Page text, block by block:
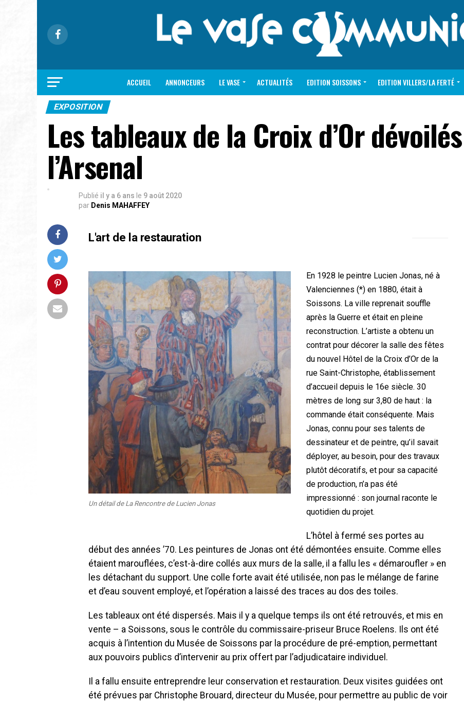
ACCUEIL ANNONCEURS LE VASE ACTUALITÉS EDITION SOISSONS EDITION VILLERS/LA FERTÉ
EXPOSITION
Les tableaux de la Croix d’Or
l’Arsenal
Publié il y a 6 ans le 9 août 2020
par Denis MAHAFFEY
L'art de la restauration
Un détail de La Rencontre de Lucien Jonas
En 1928 le peintre Lucien Jonas, né à
Valenciennes (*) en 1880, était à
Soissons. La ville reprenait souffle
après la Guerre et était en pleine
reconstruction. L’artiste a obtenu un
contrat pour décorer la salle des fêtes
du nouvel Hôtel de la Croix d’Or de la
rue Saint-Christophe, établissement
d’accueil depuis le 16e siècle. 30
mètres de long sur 3,80 de haut : la
commande était conséquente. Mais
Jonas, connu pour ses talents de
dessinateur et de peintre, qu’il savait
déployer, au besoin, pour des travaux
plutôt décoratifs, et pour sa capacité
de production, n’a pas été
impressionné : son journal raconte le
quotidien du projet.
L’hôtel à fermé ses portes au
début des années ’70. Les peintures de Jonas ont été démontées ensuite. Comme elles
étaient marouflées, c’est-à-dire collés aux murs de la salle, il a fallu les « démaroufler » en
les détachant du support. Une colle forte avait été utilisée, non pas le mélange de farine
et d’eau souvent employé, et l’opération a laissé des traces au dos des toiles.
Les tableaux ont été dispersés. Mais il y a quelque temps ils ont été retrouvés, et mis en
vente – a Soissons, sous le contrôle du commissaire-priseur Bruce Roelens. Ils ont été
acquis à l’intention du Musée de Soissons par la procédure de pré-emption, permettant
aux pouvoirs publics d’intervenir au prix offert par l’adjudicataire individuel.
Il a fallu ensuite entreprendre leur conservation et restauration. Deux visites guidées ont
été prévues par Christophe Brouard, directeur du Musée, pour permettre au public de voir